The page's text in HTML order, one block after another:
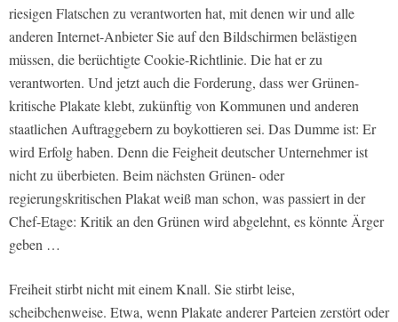
riesigen Flatschen zu verantworten hat, mit denen wir und alle
anderen Internet-Anbieter Sie auf den Bildschirmen belästigen
müssen, die berüchtigte Cookie-Richtlinie. Die hat er zu
verantworten. Und jetzt auch die Forderung, dass wer Grünen-
kritische Plakate klebt, zukünftig von Kommunen und anderen
staatlichen Auftraggebern zu boykottieren sei. Das Dumme ist: Er
wird Erfolg haben. Denn die Feigheit deutscher Unternehmer ist
nicht zu überbieten. Beim nächsten Grünen- oder
regierungskritischen Plakat weiß man schon, was passiert in der
Chef-Etage: Kritik an den Grünen wird abgelehnt, es könnte Ärger
geben …
Freiheit stirbt nicht mit einem Knall. Sie stirbt leise,
scheibchenweise. Etwa, wenn Plakate anderer Parteien zerstört oder